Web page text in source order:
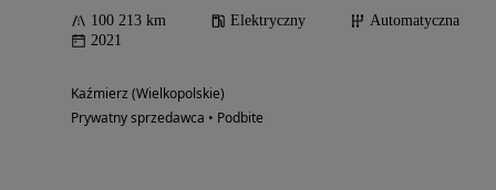
100 213 km Elektryczny
Automatyczna
2021
Kaźmierz (Wielkopolskie)
Prywatny sprzedawca • Podbite